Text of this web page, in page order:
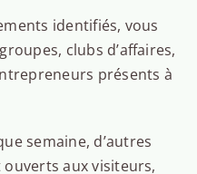
identifiés, vous
clubs d’affaires,
présents à
semaine, d’autres
aux visiteurs,